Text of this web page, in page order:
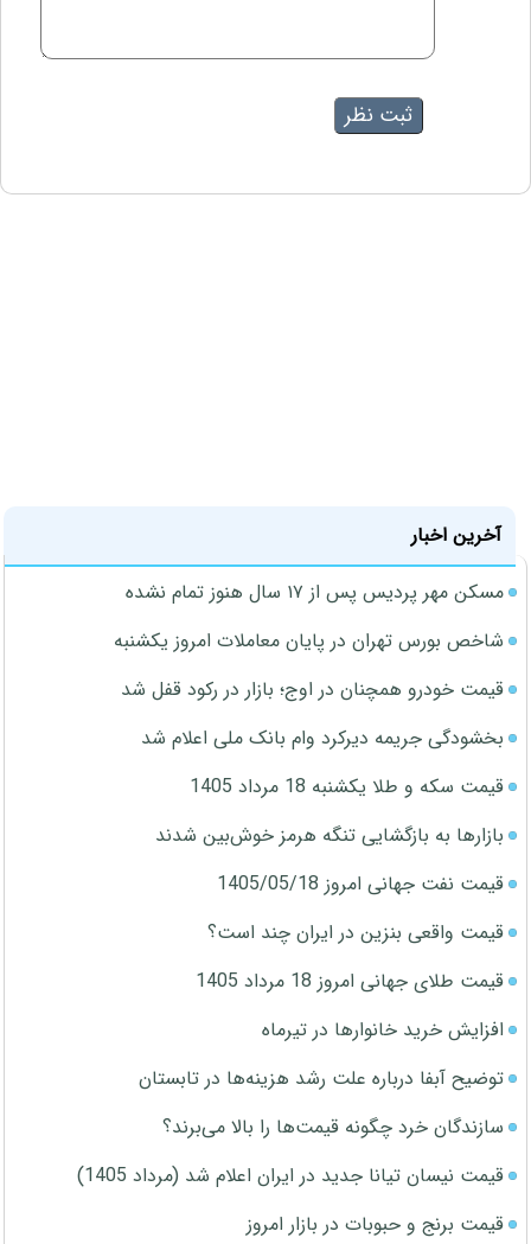
آخرین اخبار
مسکن مهر پردیس پس از ۱۷ سال هنوز تمام نشده
شاخص بورس تهران در پایان معاملات امروز یکشنبه
قیمت خودرو همچنان در اوج؛ بازار در رکود قفل شد
بخشودگی جریمه دیرکرد وام بانک ملی اعلام شد
قیمت سکه و طلا یکشنبه 18 مرداد 1405
بازارها به بازگشایی تنگه هرمز خوش‌بین شدند
قیمت نفت جهانی امروز 1405/05/18
قیمت واقعی بنزین در ایران چند است؟
قیمت طلای جهانی امروز 18 مرداد 1405
افزایش خرید خانوارها در تیرماه
توضیح آبفا درباره علت رشد هزینه‌ها در تابستان
سازندگان خرد چگونه قیمت‌ها را بالا می‌برند؟
قیمت نیسان تیانا جدید در ایران اعلام شد (مرداد 1405)
قیمت برنج و حبوبات در بازار امروز